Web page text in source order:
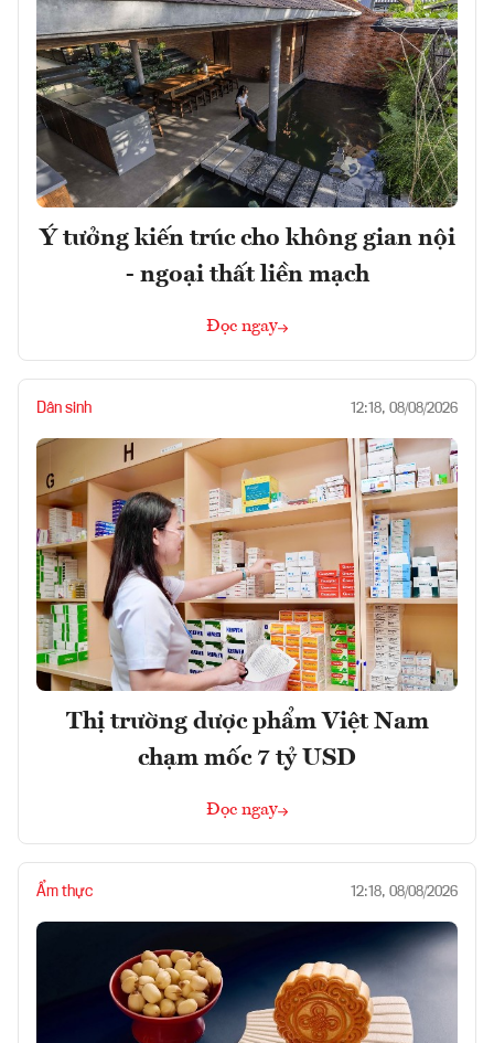
Ý tưởng kiến trúc cho không gian nội
- ngoại thất liền mạch
Đọc ngay
Dân sinh 12:18, 08/08/2026
Thị trường dược phẩm Việt Nam
chạm mốc 7 tỷ USD
Đọc ngay
Ẩm thực 12:18, 08/08/2026